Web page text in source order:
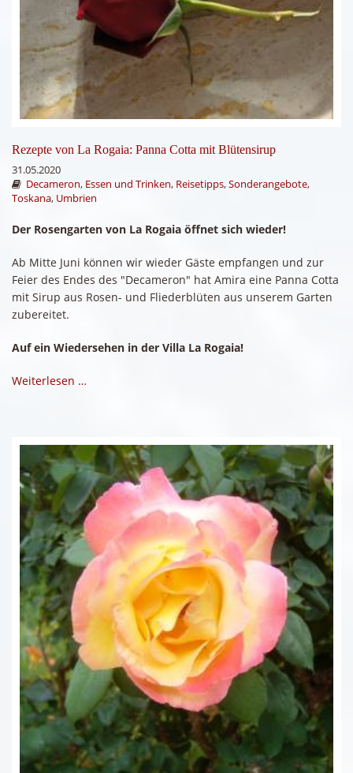
Rezepte von La Rogaia: Panna Cotta mit Blütensirup
31.05.2020
Decameron, Essen und Trinken, Reisetipps,Sonderangebote,
Toskana, Umbrien
Der Rosengarten von La Rogaia öffnet sich wieder!
Ab Mitte Juni können wir wieder Gäste empfangen und zur
Feier des Endes des "Decameron" hat Amira eine Panna Cotta
mit Sirup aus Rosen- und Fliederblüten aus unserem Garten
zubereitet.
Auf ein Wiedersehen in der Villa La Rogaia!
Weiterlesen …